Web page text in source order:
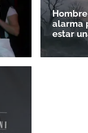
alarma
estar